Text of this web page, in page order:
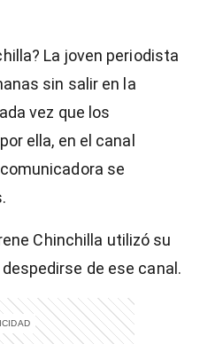
La joven periodista
sin salir en la
vez que los
ella, en el canal
se
Chinchilla utilizó su
de ese canal.